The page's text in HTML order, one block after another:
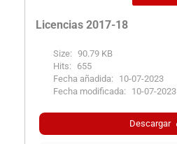
Licencias 2017-18
Size: 90.79 KB
Hits:
655
Fecha añadida:
10-07-2023
Fecha modificada:
10-07-2023
Descargar